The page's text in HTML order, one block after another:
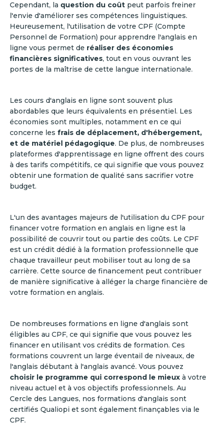
Cependant, la question du coût peut parfois freiner
l'envie d'améliorer ses compétences linguistiques.
Heureusement, l'utilisation de votre CPF (Compte
Personnel de Formation) pour apprendre l'anglais en
ligne vous permet de réaliser des économies
financières significatives, tout en vous ouvrant les
portes de la maîtrise de cette langue internationale.
Les cours d'anglais en ligne sont souvent plus
abordables que leurs équivalents en présentiel. Les
économies sont multiples, notamment en ce qui
concerne les frais de déplacement, d'hébergement,
et de matériel pédagogique. De plus, de nombreuses
plateformes d'apprentissage en ligne offrent des cours
à des tarifs compétitifs, ce qui signifie que vous pouvez
obtenir une formation de qualité sans sacrifier votre
budget.
L'un des avantages majeurs de l'utilisation du CPF pour
financer votre formation en anglais en ligne est la
possibilité de couvrir tout ou partie des coûts. Le CPF
est un crédit dédié à la formation professionnelle que
chaque travailleur peut mobiliser tout au long de sa
carrière. Cette source de financement peut contribuer
de manière significative à alléger la charge financière de
votre formation en anglais.
De nombreuses formations en ligne d'anglais sont
éligibles au CPF, ce qui signifie que vous pouvez les
financer en utilisant vos crédits de formation. Ces
formations couvrent un large éventail de niveaux, de
l'anglais débutant à l'anglais avancé. Vous pouvez
choisir le programme qui correspond le mieux à votre
niveau actuel et à vos objectifs professionnels. Au
Cercle des Langues, nos formations d'anglais sont
certifiés Qualiopi et sont également finançables via le
CPF.